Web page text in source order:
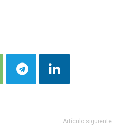
Comerciantes rosarinos